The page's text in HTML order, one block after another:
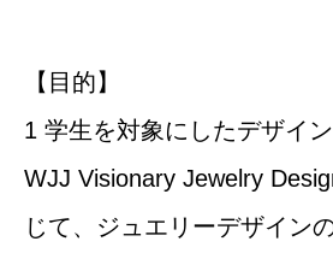
【目的】
1 学生を対象にしたデザイン
WJJ Visionary Jewelry
じて、ジュエリーデザイン